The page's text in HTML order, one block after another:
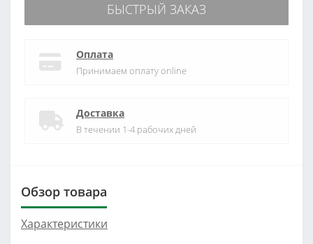
БЫСТРЫЙ ЗАКАЗ
Оплата
Принимаем оплату online
Доставка
В течении 1-4 рабочих дней
Обзор товара
Характеристики